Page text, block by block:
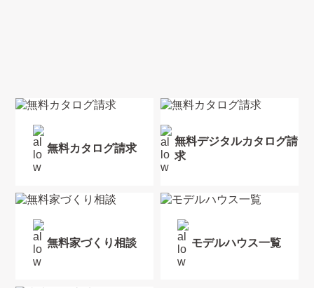
無料カタログ請求
無料デジタルカタログ請
求
無料家づくり相談 モデルハウス一覧